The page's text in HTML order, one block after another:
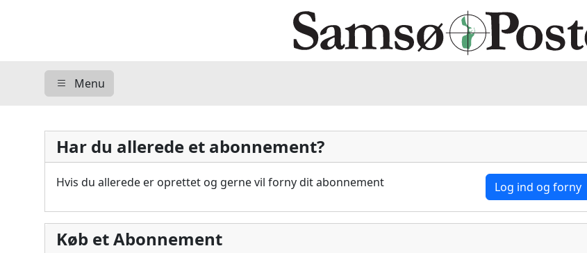
Menu
Har du allerede et abonnement?
Hvis du allerede er oprettet og gerne vil forny dit abonnement Log ind og forny
Køb et Abonnement